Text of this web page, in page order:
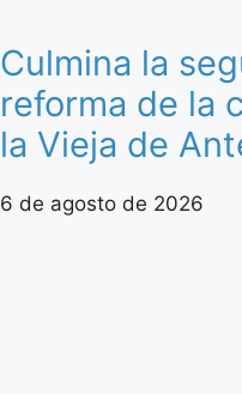
Culmina la
reforma de la
la Vieja de
6 de agosto de 2026